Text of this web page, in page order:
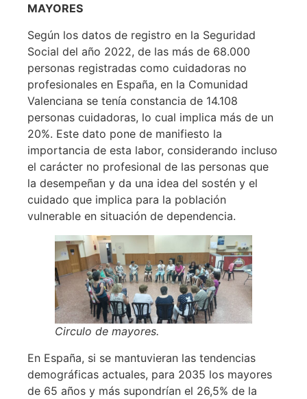
MAYORES
Según los datos de registro en la Seguridad
Social del año 2022, de las más de 68.000
personas registradas como cuidadoras no
profesionales en España, en la Comunidad
Valenciana se tenía constancia de 14.108
personas cuidadoras, lo cual implica más de un
20%. Este dato pone de manifiesto la
importancia de esta labor, considerando incluso
el carácter no profesional de las personas que
la desempeñan y da una idea del sostén y el
cuidado que implica para la población
vulnerable en situación de dependencia.
Circulo de mayores.
En España, si se mantuvieran las tendencias
demográficas actuales, para 2035 los mayores
de 65 años y más supondrían el 26,5% de la